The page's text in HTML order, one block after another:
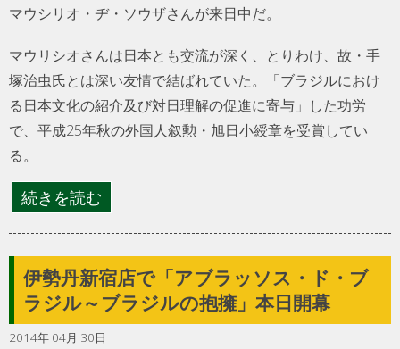
マウシリオ・ヂ・ソウザさんが来日中だ。
マウリシオさんは日本とも交流が深く、とりわけ、故・手
塚治虫氏とは深い友情で結ばれていた。「ブラジルにおけ
る日本文化の紹介及び対日理解の促進に寄与」した功労
で、平成25年秋の外国人叙勲・旭日小綬章を受賞してい
る。
続きを読む
伊勢丹新宿店で「アブラッソス・ド・ブ
ラジル～ブラジルの抱擁」本日開幕
2014年 04月 30日